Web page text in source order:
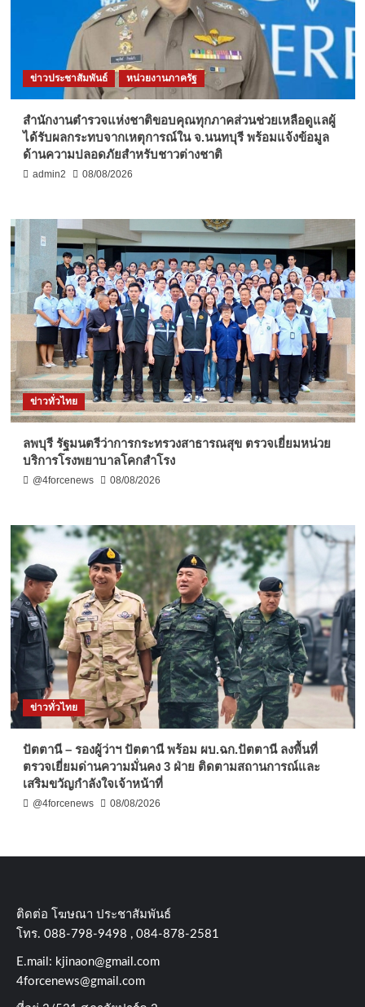
ข่าวประชาสัมพันธ์ หน่วยงานภาครัฐ
สำนักงานตำรวจแห่งชาติขอบคุณทุกภาคส่วนช่วยเหลือดูแลผู้
ได้รับผลกระทบจากเหตุการณ์ใน จ.นนทบุรี พร้อมแจ้งข้อมูล
ด้านความปลอดภัยสำหรับชาวต่างชาติ
admin2 08/08/2026
ข่าวทั่วไทย
ลพบุรี รัฐมนตรีว่าการกระทรวงสาธารณสุข ตรวจเยี่ยมหน่วย
บริการโรงพยาบาลโคกสำโรง
@4forcenews 08/08/2026
ข่าวทั่วไทย
ปัตตานี – รองผู้ว่าฯ ปัตตานี พร้อม ผบ.ฉก.ปัตตานี ลงพื้นที่
ตรวจเยี่ยมด่านความมั่นคง 3 ฝ่าย ติดตามสถานการณ์และ
เสริมขวัญกำลังใจเจ้าหน้าที่
@4forcenews 08/08/2026
ติดต่อ​ โฆษณา​ ประชาสัมพันธ์
โทร​. 088-798-9498 , 084-878-2581
E.mail: kjinaon@gmail.com
4forcenews@gmail.com